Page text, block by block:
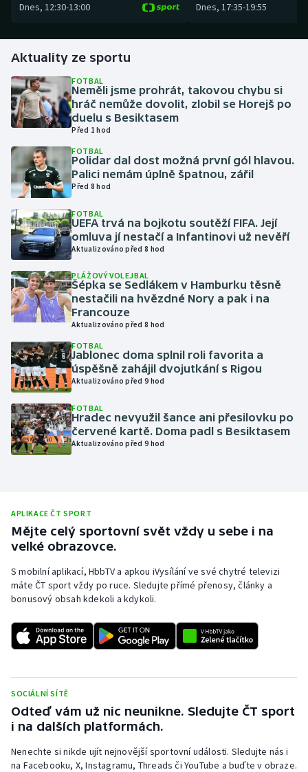
Golf
Gymnastika
Házená
Jezdectví
Judo
Krasobruslení
Lezení
Lyže a snowboard
Moderní pětiboj
Motorsport
Olympijské hry
Parasport
Plavání
Rychlostní kanoistika
Short track
Stolní tenis
Triatlon
Veslování
Dnes, 12:30-13:00 Dnes, 17:35-19:55
Aktuality ze sportu
FOTBAL
Neměli jsme prohrát, takovou chybu si
hráč nemůže dovolit, zlobil se Horejš po
duelu s Besiktasem
Před 1 hod
FOTBAL
Polidar dal dost možná první gól hlavou.
Palici nemám úplně špatnou, zářil
Před 8 hod
FOTBAL
UEFA trvá na bojkotu soutěží FIFA. Její
omluva jí nestačí a Infantinovi už nevěří
Aktualizováno před 8 hod
PLÁŽOVÝ VOLEJBAL
Šépka se Sedlákem v Hamburku těsně
nestačili na hvězdné Nory a pak i na
Francouze
Aktualizováno před 8 hod
FOTBAL
Jablonec doma splnil roli favorita a
úspěšně zahájil dvojutkání s Rigou
Aktualizováno před 9 hod
FOTBAL
Hradec nevyužil šance ani přesilovku po
červené kartě. Doma padl s Besiktasem
Aktualizováno před 9 hod
APLIKACE ČT SPORT
Mějte celý sportovní svět vždy u sebe i na
velké obrazovce.
S mobilní aplikací, HbbTV a apkou iVysílání ve své chytré televizi
máte ČT sport vždy po ruce. Sledujte přímé přenosy, články a
bonusový obsah kdekoli a kdykoli.
SOCIÁLNÍ SÍTĚ
Odteď vám už nic neunikne. Sledujte ČT sport
i na dalších platformách.
Nenechte si nikde ujít nejnovější sportovní události. Sledujte nás i
na Facebooku, X, Instagramu, Threads či YouTube a buďte v obraze.